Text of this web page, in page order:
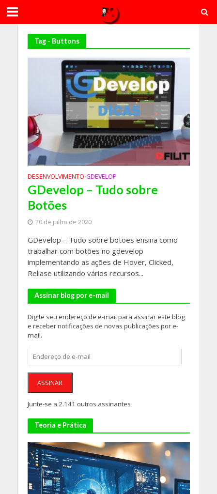
Tag - Buttons
DESENVOLVIMENTO•GDEVELOP
GDevelop – Tudo sobre
Botões
20 de julho de 2020
GDevelop – Tudo sobre botões ensina como
trabalhar com botões no gdevelop
implementando as ações de Hover, Clicked,
Reliase utilizando vários recursos...
Assinar blog por e-mail
Digite seu endereço de e-mail para assinar este blog
e receber notificações de novas publicações por e-
mail.
de
e-
ASSINAR
Junte-se a 2.141 outros assinantes
Teoria e Prática